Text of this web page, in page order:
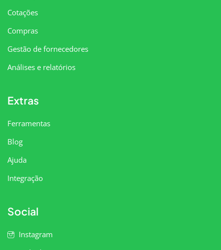
Cotações
Compras
Gestão de fornecedores
Análises e relatórios
Extras
Ferramentas
Blog
Ajuda
Integração
Social
Instagram